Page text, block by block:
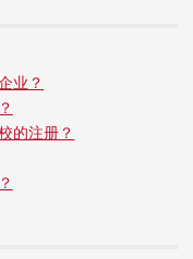
业？
的注册？